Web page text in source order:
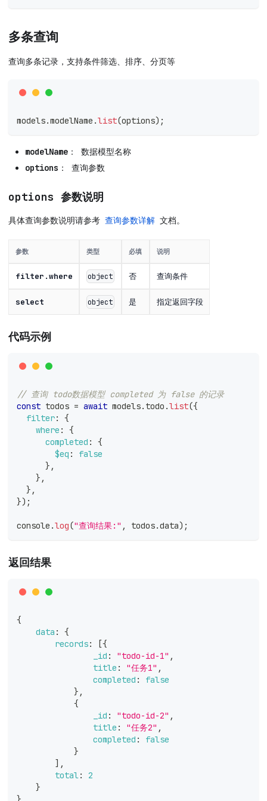
多条查询
查询多条记录，支持条件筛选、排序、分页等
models.modelName .list(options) ;
modelName ： 数据模型名称
options ： 查询参数
options 参数说明
具体查询参数说明请参考 查询参数详解 文档。
参数 类型 必填 说明
filter.where object 否 查询条件
select object 是 指定返回字段
代码示例
// 查询 todo数据模型 completed 为 false 的记录
const todos = await models. todo .list({
filter:
{
where :
{
completed :
{
$eq :
false
} ,
} ,
} ,
}) ;
console .log("查询结果:" , todos.data) ;
返回结果
{
data :
{
records: [{
_id : "todo-id-1" ,
title : "任务1" ,
completed :
false
} ,
{
_id : "todo-id-2" ,
title : "任务2" ,
completed :
false
}
] ,
total:
2
}